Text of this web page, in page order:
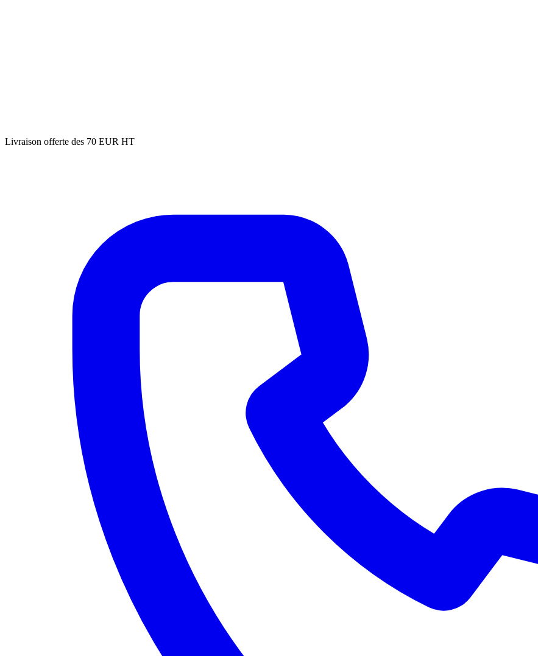
Livraison offerte des 70 EUR HT